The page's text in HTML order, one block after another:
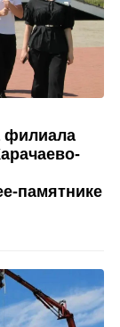
филиала
памятнике